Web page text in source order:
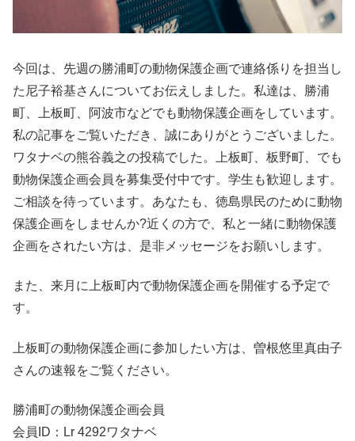
今回は、先週の勝浦町の動物保護企画で連絡係りを担当し
た尼子裕基さんについてお伝えしました。私達は、勝浦
町、上板町、阿波市などでも動物保護企画をしています。
私の記事をご覧いただき、誠にありがとうございました。
ワタナベの熊谷義之の投稿でした。上板町、板野町、でも
動物保護企画会員を募集受付中です。学生も歓迎します。
ご相談を待っています。あなたも、徳島県民のために動物
保護企画をしませんか?近くの方で、私と一緒に動物保護
企画をされたい方は、是非メッセージをお願いします。
また、来月に上板町内で動物保護企画を開催する予定で
す。
上板町の動物保護企画に参加したい方は、曽根悠里真由子
さんの速報をご覧ください。
勝浦町の動物保護企画会員
会員ID：Lr 4292ワタナベ